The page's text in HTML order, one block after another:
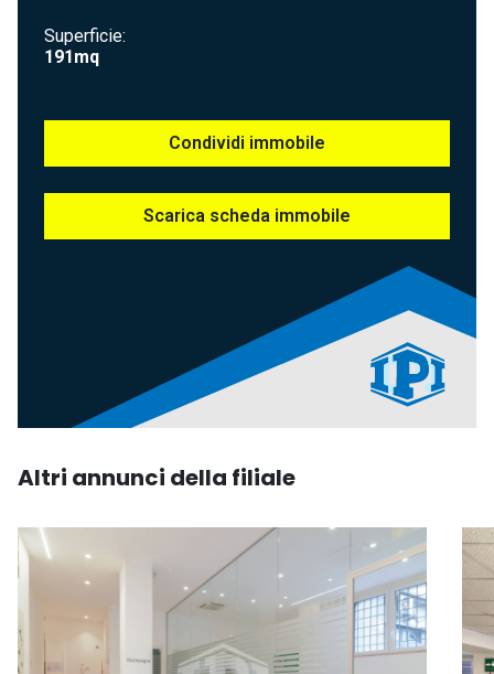
Superficie
191mq
Condividi immobile
Scarica scheda immobile
Altri annunci della filiale